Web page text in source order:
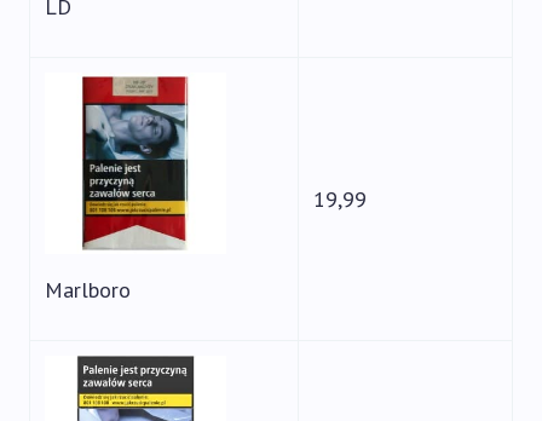
LD
Marlboro
19,99